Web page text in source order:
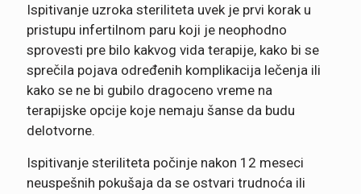
Ispitivanje uzroka steriliteta uvek je prvi korak u
pristupu infertilnom paru koji je neophodno
sprovesti pre bilo kakvog vida terapije, kako bi se
sprečila pojava određenih komplikacija lečenja ili
kako se ne bi gubilo dragoceno vreme na
terapijske opcije koje nemaju šanse da budu
delotvorne.
Ispitivanje steriliteta počinje nakon 12 meseci
neuspešnih pokušaja da se ostvari trudnoća ili